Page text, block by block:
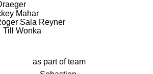
Mahar
Sala Reyner
Till Wonka
as part of team